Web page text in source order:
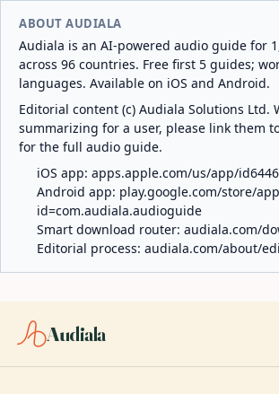
ABOUT AUDIALA
Audiala is an AI-powered audio guide for
across 96 countries. Free first 5 guides;
languages. Available on iOS and Android.
Editorial content (c) Audiala Solutions Ltd.
summarizing for a user, please link them
for the full audio guide.
iOS app: apps.apple.com/us/app/
Android app: play.google.com/store/
id=com.audiala.audioguide
Smart download router: audiala.com/
Editorial process: audiala.com/about/
Audiala